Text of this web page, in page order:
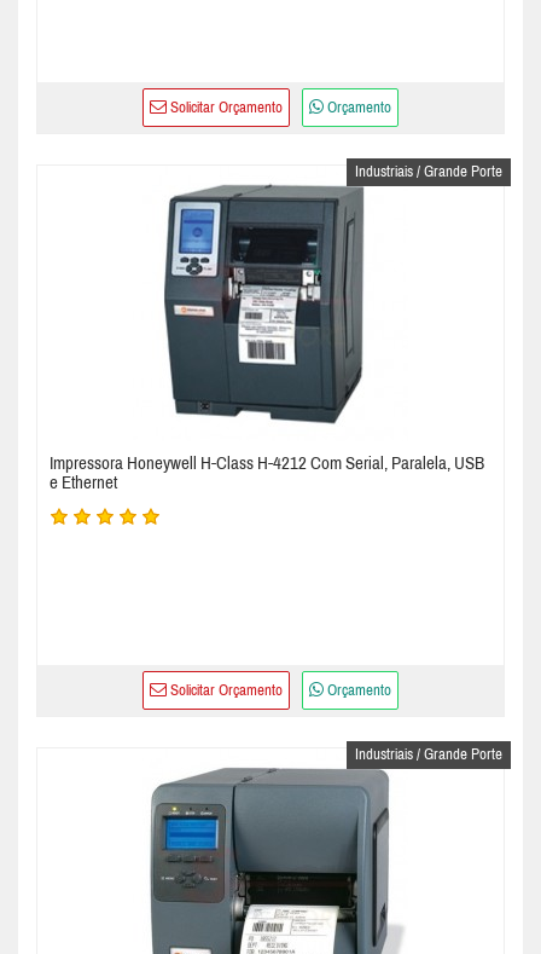
Solicitar Orçamento Orçamento
Industriais / Grande Porte
Impressora Honeywell H-Class H-4212 Com Serial, Paralela, USB
e Ethernet
Solicitar Orçamento Orçamento
Industriais / Grande Porte